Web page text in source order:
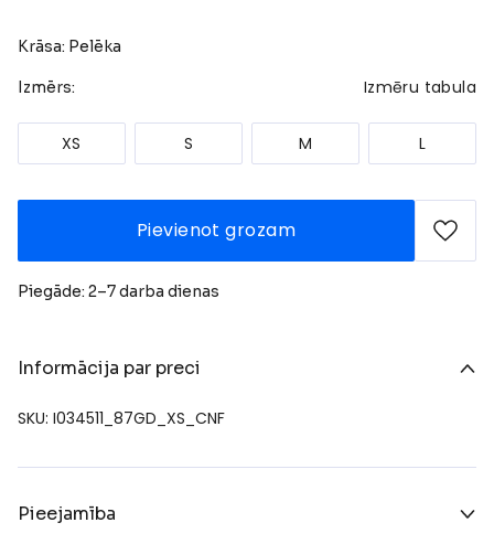
Krāsa: Pelēka
Izmērs: Izmēru tabula
XS S M L
Pievienot grozam
Piegāde: 2–7 darba dienas
Informācija par preci
SKU: I034511_87GD_XS_CNF
Pieejamība